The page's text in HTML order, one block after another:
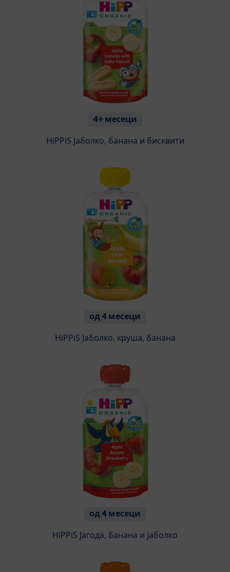
4+ месеци
HiPPiS Јаболко, банана и бисквити
од 4 месеци
HiPPiS Јаболко, круша, банана
од 4 месеци
HiPPiS Јагода, банана и јаболко